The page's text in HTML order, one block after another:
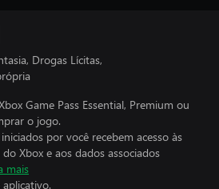
Drogas Lícitas,
Game Pass Essential, Premium ou
o jogo.
por você recebem acesso às
Xbox e aos dados associados
mais